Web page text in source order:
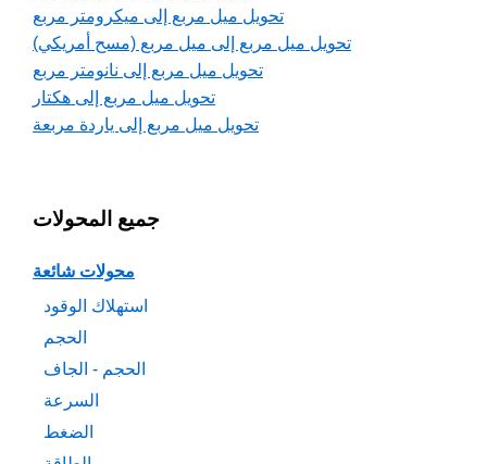
تحويل ميل مربع إلى ميكرومتر مربع
تحويل ميل مربع إلى ميل مربع (مسح أمريكي)
تحويل ميل مربع إلى نانومتر مربع
تحويل ميل مربع إلى هكتار
تحويل ميل مربع إلى ياردة مربعة
جميع المحولات
محولات شائعة
استهلاك الوقود
الحجم
الحجم - الجاف
السرعة
الضغط